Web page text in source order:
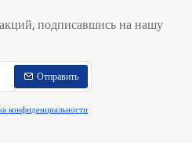
подписавшись на нашу
Отправить
конфиденциальности